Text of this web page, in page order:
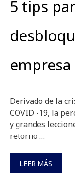
5 tips
empresa
Derivado de la
COVID -19, la
y grandes
retorno …
LEER MÁS